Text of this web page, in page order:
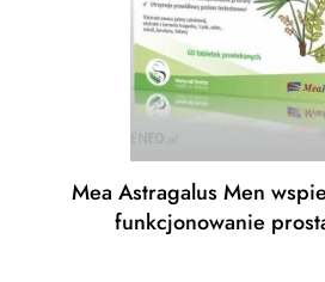
Mea Astragalus Men
funkcjonowanie